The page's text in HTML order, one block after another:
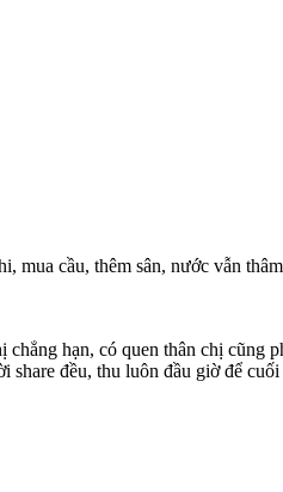
cầu, thêm sân, nước vẫn
hạn, có quen thân chị cũng
share đều, thu luôn đầu giờ để